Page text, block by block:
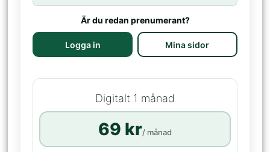
Är du redan prenumerant?
Logga in Mina sidor
Digitalt 1 månad
69 kr/ månad